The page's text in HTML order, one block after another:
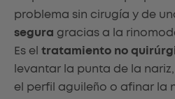
problema sin cirugía y de
segura gracias a la
Es el tratamiento no
levantar la punta de la
el perfil aguileño o afinar la